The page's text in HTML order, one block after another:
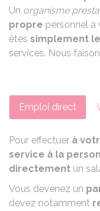
Un organisme
propre personnel à
êtes simplement
services. Nous
Emploi direct
Pour effectuer à
service à la
directement un
Vous devenez un
devez notamment